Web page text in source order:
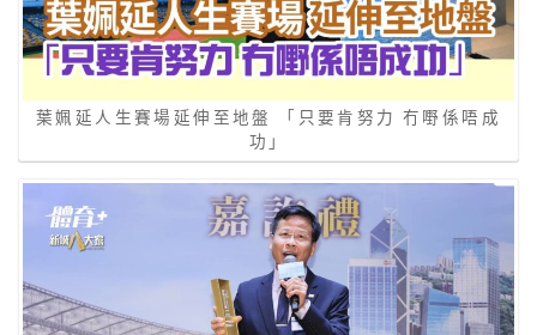
葉姵延人生賽場延伸至地盤 「只要肯努力 冇嘢係唔成
功」